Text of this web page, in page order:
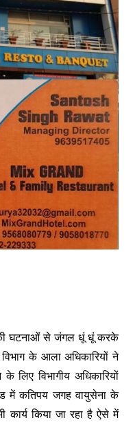
की घटनाओं से जंगल धूं धूं करके
के आला अधिकारियों ने
विभागीय अधिकारियों
में कतिपय जगह वायुसेना के
किया जा रहा है ऐसे में